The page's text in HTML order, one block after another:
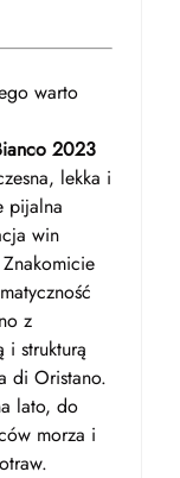
warto
2023
lekka i
pijalna
win
z
i strukturą
di Oristano.
lato, do
morza i